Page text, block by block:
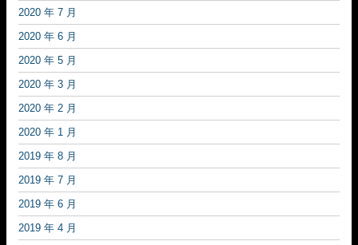
2020 年 7 月
2020 年 6 月
2020 年 5 月
2020 年 3 月
2020 年 2 月
2020 年 1 月
2019 年 8 月
2019 年 7 月
2019 年 6 月
2019 年 4 月